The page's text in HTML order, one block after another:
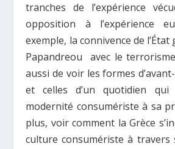
tranches de l’expérience
opposition à l’expérience
exemple, la connivence de l’État
Papandreou avec le
aussi de voir les formes
et celles d’un quotidien
modernité consumériste à sa
plus, voir comment la Grèce
culture consumériste à travers